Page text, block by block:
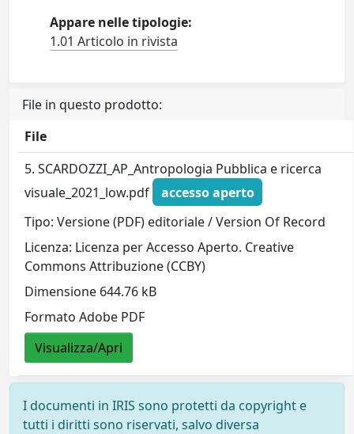
Appare nelle tipologie:
1.01 Articolo in rivista
File in questo prodotto:
File
5. SCARDOZZI_AP_Antropologia Pubblica e ricerca
visuale_2021_low.pdf
accesso aperto
Tipo: Versione (PDF) editoriale / Version Of Record
Licenza: Licenza per Accesso Aperto. Creative
Commons Attribuzione (CCBY)
Dimensione 644.76 kB
Formato Adobe PDF
Visualizza/Apri
I documenti in IRIS sono protetti da copyright e
tutti i diritti sono riservati, salvo diversa